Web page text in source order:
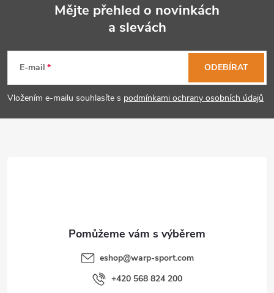
p
a
Mějte přehled o novinkách
a slevách
E-mail
Vložením e-mailu souhlasíte s podmínkami ochrany osobních údajů
ODEBÍRAT
eshop@warp-sport.com
+420 568 824 200